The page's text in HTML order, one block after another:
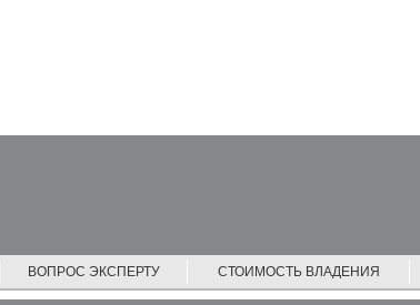
ВОПРОС ЭКСПЕРТУ СТОИМОСТЬ ВЛАДЕНИЯ